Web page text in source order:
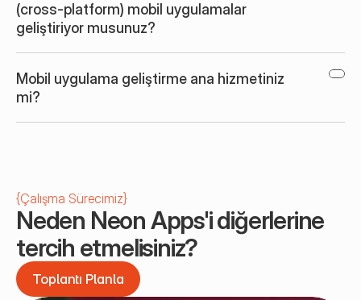
(cross-platform) mobil uygulamalar
geliştiriyor musunuz?
Mobil uygulama geliştirme ana hizmetiniz
mi?
{Çalışma Sürecimiz}
Neden Neon Apps'i diğerlerine
tercih etmelisiniz?
Toplantı Planla
Toplantı Planla